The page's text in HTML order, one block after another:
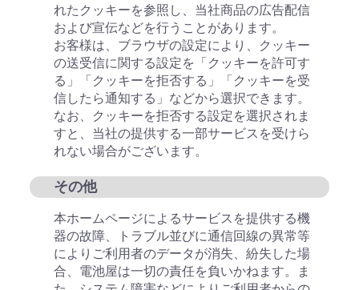
れたクッキーを参照し、当社商品の広告配信
および宣伝などを行うことがあります。
お客様は、ブラウザの設定により、クッキー
の送受信に関する設定を「クッキーを許可す
る」「クッキーを拒否する」「クッキーを受
信したら通知する」などから選択できます。
なお、クッキーを拒否する設定を選択されま
すと、当社の提供する一部サービスを受けら
れない場合がございます。
その他
本ホームページによるサービスを提供する機
器の故障、トラブル並びに通信回線の異常等
によりご利用者のデータが消失、紛失した場
合、電池屋は一切の責任を負いかねます。ま